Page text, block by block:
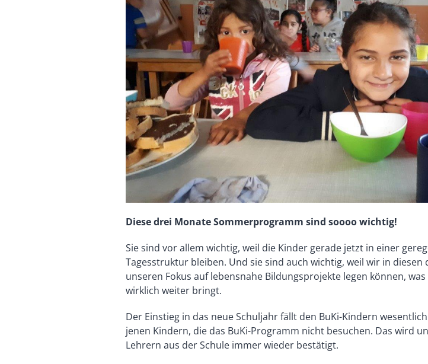
Diese drei Monate Sommerprogramm sind soooo wichtig!
Sie sind vor allem wichtig, weil die Kinder gerade jetzt in einer
Tagesstruktur bleiben. Und sie sind auch wichtig, weil wir in diesen
unseren Fokus auf lebensnahe Bildungsprojekte legen können,
wirklich weiter bringt.
Der Einstieg in das neue Schuljahr fällt den BuKi-Kindern
jenen Kindern, die das BuKi-Programm nicht besuchen. Das wird
Lehrern aus der Schule immer wieder bestätigt.